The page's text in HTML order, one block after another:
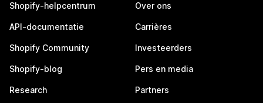
Shopify-helpcentrum
API-documentatie
Shopify Community
Shopify-blog
Research
Over ons
Carrières
Investeerders
Pers en media
Partners